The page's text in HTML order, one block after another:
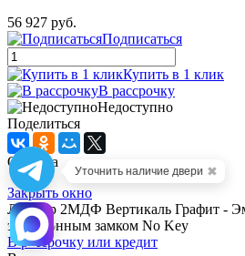
56 927 руб.
Подписаться
Купить в 1 клик
В рассрочку
Недоступно
Поделиться
Ошибка
Закрыть окно
Люксор 2МДФ Вертикаль Графит -
электронным замком No Key
В рассрочку или кредит
Уточнить наличие двери ✖